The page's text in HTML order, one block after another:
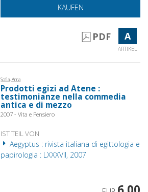
KAUFEN
PDF A
ARTIKEL
Sofia, Anna
Prodotti egizi ad Atene :
testimonianze nella commedia
antica e di mezzo
2007 - Vita e Pensiero
IST TEIL VON
Aegyptus : rivista italiana di egittologia e
papirologia : LXXXVII, 2007